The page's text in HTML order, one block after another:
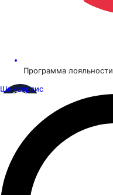
Программа лояльности
Шинсервис